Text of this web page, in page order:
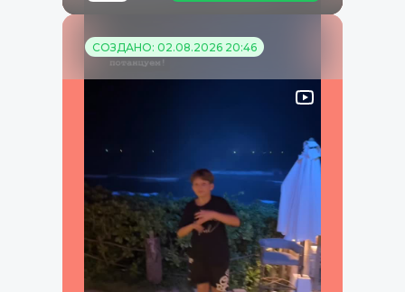
СОЗДАНО: 02.08.2026 20:46